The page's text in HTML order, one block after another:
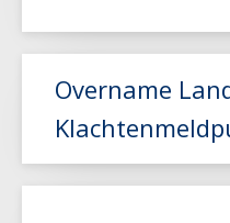
Lees meer
Overname